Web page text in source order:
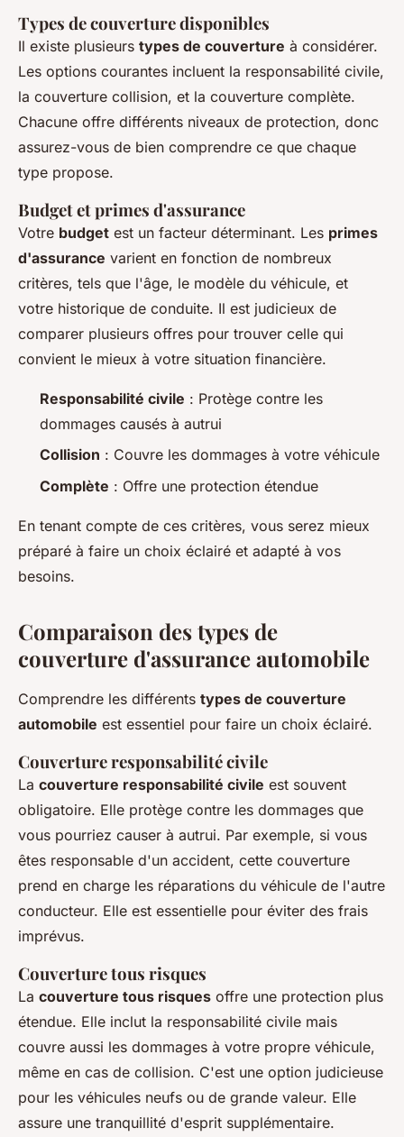
Types de couverture disponibles
Il existe plusieurs types de couverture à considérer.
Les options courantes incluent la responsabilité civile,
la couverture collision, et la couverture complète.
Chacune offre différents niveaux de protection, donc
assurez-vous de bien comprendre ce que chaque
type propose.
Budget et primes d'assurance
Votre budget est un facteur déterminant. Les primes
d'assurance varient en fonction de nombreux
critères, tels que l'âge, le modèle du véhicule, et
votre historique de conduite. Il est judicieux de
comparer plusieurs offres pour trouver celle qui
convient le mieux à votre situation financière.
Responsabilité civile : Protège contre les
dommages causés à autrui
Collision : Couvre les dommages à votre véhicule
Complète : Offre une protection étendue
En tenant compte de ces critères, vous serez mieux
préparé à faire un choix éclairé et adapté à vos
besoins.
Comparaison des types de
couverture d'assurance automobile
Comprendre les différents types de couverture
automobile est essentiel pour faire un choix éclairé.
Couverture responsabilité civile
La couverture responsabilité civile est souvent
obligatoire. Elle protège contre les dommages que
vous pourriez causer à autrui. Par exemple, si vous
êtes responsable d'un accident, cette couverture
prend en charge les réparations du véhicule de l'autre
conducteur. Elle est essentielle pour éviter des frais
imprévus.
Couverture tous risques
La couverture tous risques offre une protection plus
étendue. Elle inclut la responsabilité civile mais
couvre aussi les dommages à votre propre véhicule,
même en cas de collision. C'est une option judicieuse
pour les véhicules neufs ou de grande valeur. Elle
assure une tranquillité d'esprit supplémentaire.